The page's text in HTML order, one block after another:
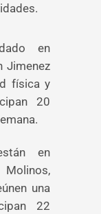
en
Jimenez
física y
20
en
una
22